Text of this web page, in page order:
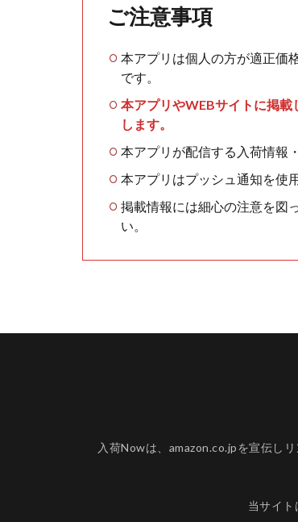
ご注意事項
本アプリは個人の方が適正価
です。
本アプリやWEBサイトに掲
します。
本アプリが配信する入荷情報
本アプリはプッシュ通知を使
掲載情報には細心の注意を図
い。
入荷Nowは、amazon.co.jpを宣伝し
当サイ